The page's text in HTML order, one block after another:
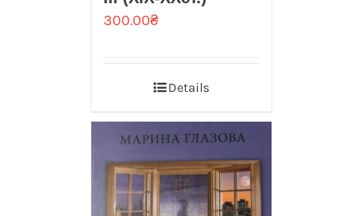
300.00₴
Details